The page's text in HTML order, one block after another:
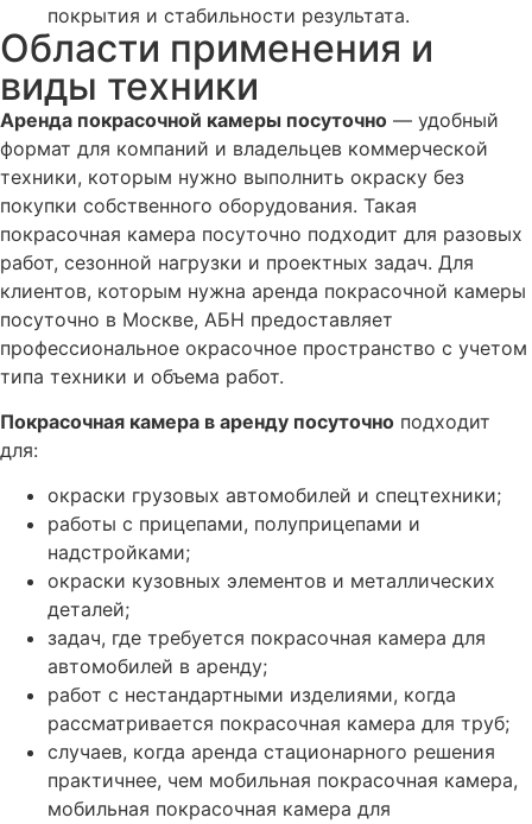
покрытия и стабильности результата.
Области применения и
виды техники
Аренда покрасочной камеры посуточно — удобный
формат для компаний и владельцев коммерческой
техники, которым нужно выполнить окраску без
покупки собственного оборудования. Такая
покрасочная камера посуточно подходит для разовых
работ, сезонной нагрузки и проектных задач. Для
клиентов, которым нужна аренда покрасочной камеры
посуточно в Москве, АБН предоставляет
профессиональное окрасочное пространство с учетом
типа техники и объема работ.
Покрасочная камера в аренду посуточно подходит
для:
окраски грузовых автомобилей и спецтехники;
работы с прицепами, полуприцепами и
надстройками;
окраски кузовных элементов и металлических
деталей;
задач, где требуется покрасочная камера для
автомобилей в аренду;
работ с нестандартными изделиями, когда
рассматривается покрасочная камера для труб;
случаев, когда аренда стационарного решения
практичнее, чем мобильная покрасочная камера,
мобильная покрасочная камера для